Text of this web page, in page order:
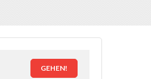
GEHEN!